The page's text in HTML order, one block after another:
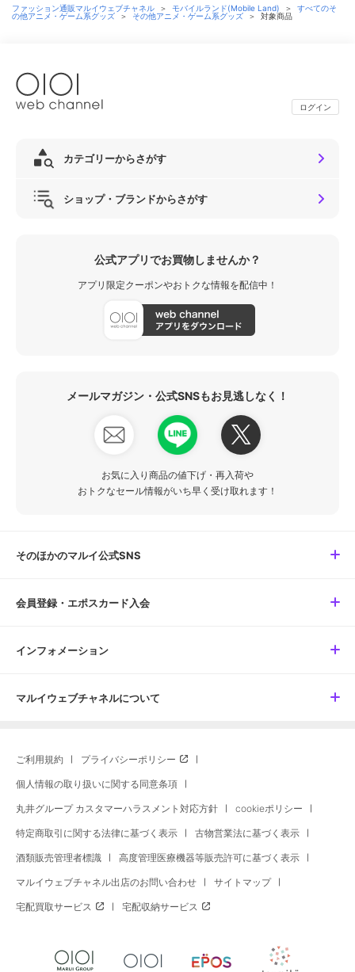
ファッション通販マルイウェブチャネル ＞ モバイルランド(Mobile Land) ＞
すべてのそ
の他アニメ・ゲーム系グッズ
＞ その他アニメ・ゲーム系グッズ ＞ 対象商品
ログイン
カテゴリーからさがす
ショップ・ブランドからさがす
公式アプリでお買物しませんか？
アプリ限定クーポンやおトクな情報を配信中！
メールマガジン・公式SNSもお見逃しなく！
お気に入り商品の値下げ・再入荷や
おトクなセール情報がいち早く受け取れます！
そのほかのマルイ公式SNS
会員登録・エポスカード入会
インフォメーション
マルイウェブチャネルについて
ご利用規約 プライバシーポリシー
個人情報の取り扱いに関する同意条項
丸井グループ カスタマーハラスメント対応方針 cookieポリシー
特定商取引に関する法律に基づく表示 古物営業法に基づく表示
酒類販売管理者標識 高度管理医療機器等販売許可に基づく表示
マルイウェブチャネル出店のお問い合わせ サイトマップ
宅配買取サービス 宅配収納サービス